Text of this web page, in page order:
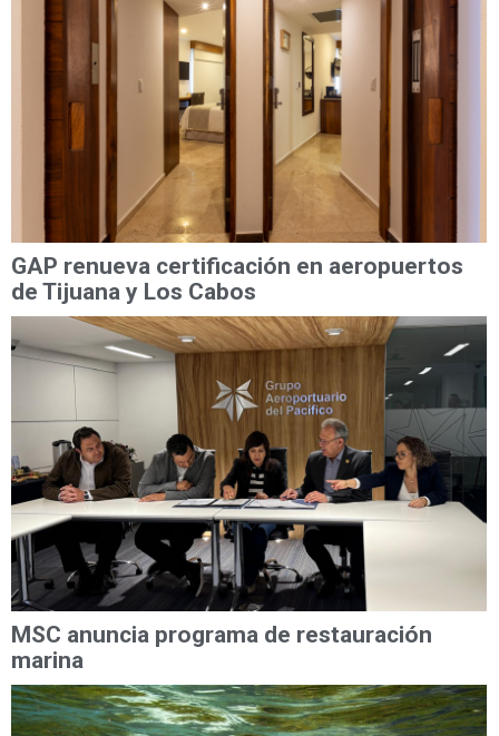
GAP renueva certificación en aeropuertos
de Tijuana y Los Cabos
MSC anuncia programa de restauración
marina